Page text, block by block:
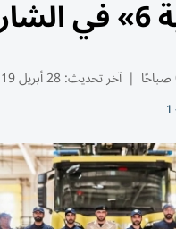
| آخر تحديث:28 أبريل 01:19 2026